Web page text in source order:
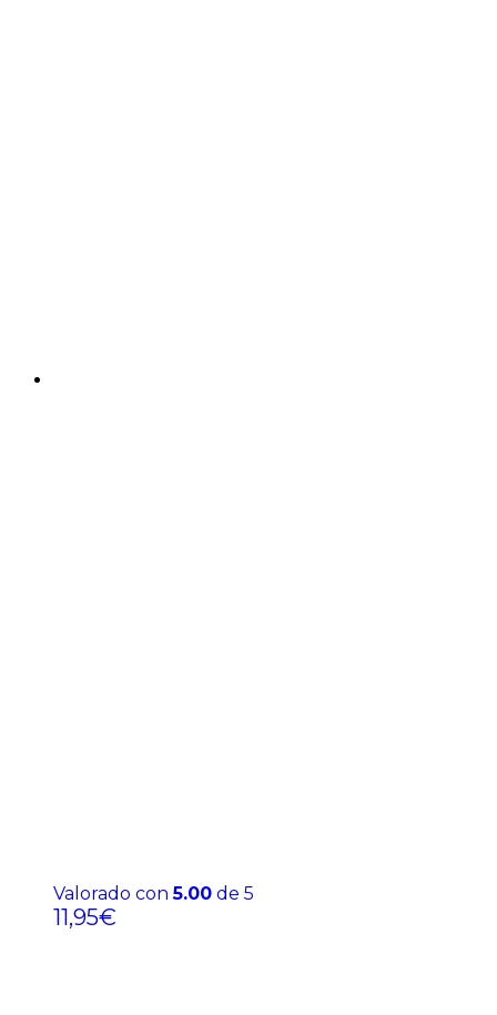
Valorado con5.00 de 5
11,95€